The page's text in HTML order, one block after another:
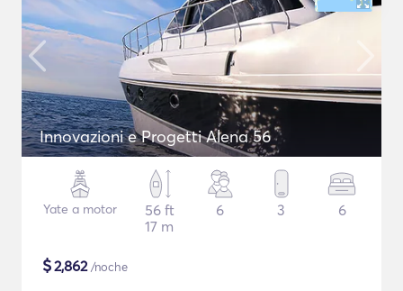
Innovazioni e Progetti Alena 56
Yate a motor
56 ft
17 m
6 3 6
$2,862/noche